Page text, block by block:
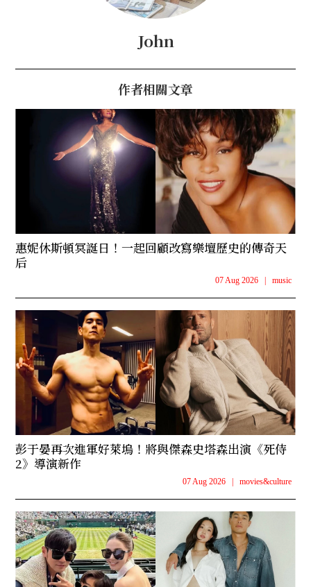
John
作者相關文章
惠妮休斯頓冥誕日！一起回顧改寫樂壇歷史的傳奇天
后
07 Aug 2026 | music
彭于晏再次進軍好萊塢！將與傑森史塔森出演《死侍
2》導演新作
07 Aug 2026 | movies&culture